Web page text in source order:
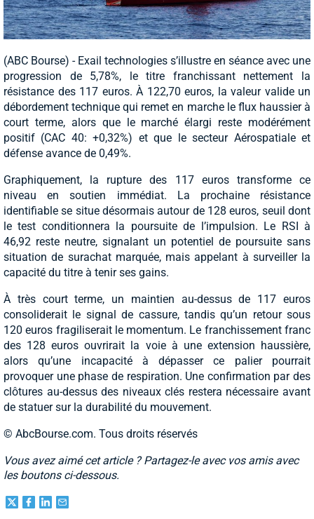
(ABC Bourse) - Exail technologies s’illustre en séance avec une
progression de 5,78%, le titre franchissant nettement la
résistance des 117 euros. À 122,70 euros, la valeur valide un
débordement technique qui remet en marche le flux haussier à
court terme, alors que le marché élargi reste modérément
positif (CAC 40: +0,32%) et que le secteur Aérospatiale et
défense avance de 0,49%.
Graphiquement, la rupture des 117 euros transforme ce
niveau en soutien immédiat. La prochaine résistance
identifiable se situe désormais autour de 128 euros, seuil dont
le test conditionnera la poursuite de l’impulsion. Le RSI à
46,92 reste neutre, signalant un potentiel de poursuite sans
situation de surachat marquée, mais appelant à surveiller la
capacité du titre à tenir ses gains.
À très court terme, un maintien au-dessus de 117 euros
consoliderait le signal de cassure, tandis qu’un retour sous
120 euros fragiliserait le momentum. Le franchissement franc
des 128 euros ouvrirait la voie à une extension haussière,
alors qu’une incapacité à dépasser ce palier pourrait
provoquer une phase de respiration. Une confirmation par des
clôtures au-dessus des niveaux clés restera nécessaire avant
de statuer sur la durabilité du mouvement.
© AbcBourse.com. Tous droits réservés
Vous avez aimé cet article ? Partagez-le avec vos amis avec
les boutons ci-dessous.